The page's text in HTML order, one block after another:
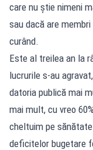
care nu știe nimeni
sau dacă are
curând.
Este al treilea an la
lucrurile s-au
datoria publică mai
mai mult, cu vreo
cheltuim pe
deficitelor bugetare